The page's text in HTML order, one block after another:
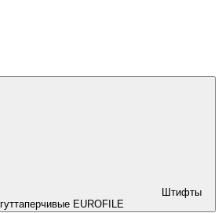
Штифты
гуттаперчивые EUROFILE